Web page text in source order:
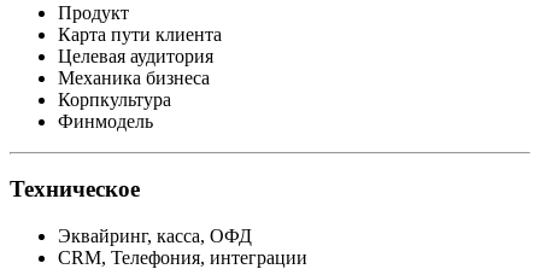
Продукт
Карта пути клиента
Целевая аудитория
Механика бизнеса
Корпкультура
Финмодель
Техническое
Эквайринг, касса, ОФД
CRM, Телефония, интеграции